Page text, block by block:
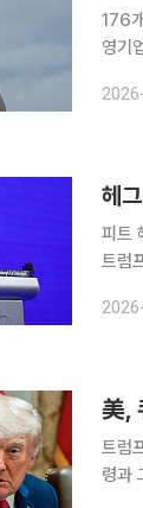
176개
영기업
이 담
헤
피트
트럼프
트럼
美,
트럼프 “
령과